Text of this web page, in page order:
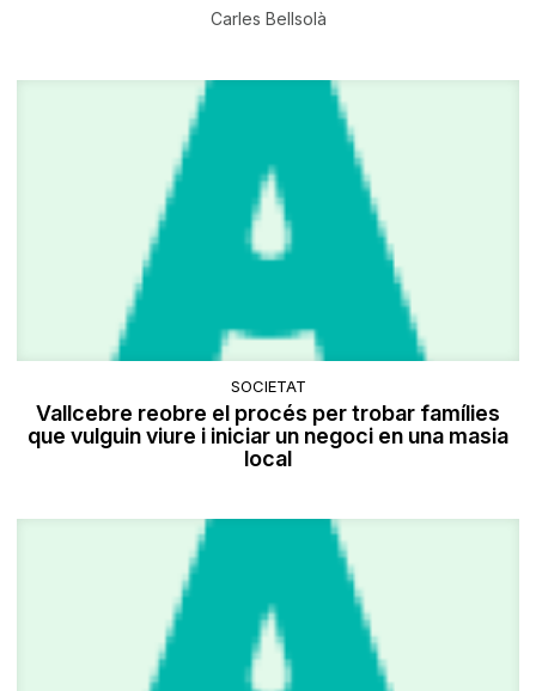
Carles Bellsolà
SOCIETAT
Vallcebre reobre el procés per trobar famílies
que vulguin viure i iniciar un negoci en una masia
local